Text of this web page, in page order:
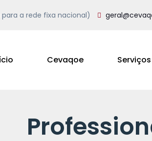
a rede fixa nacional)
Cevaqoe Serviços